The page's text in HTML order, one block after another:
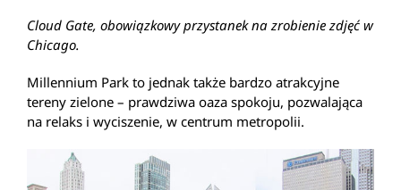
Cloud Gate, obowiązkowy przystanek na zrobienie zdjęć w
Chicago.
Millennium Park to jednak także bardzo atrakcyjne
tereny zielone – prawdziwa oaza spokoju, pozwalająca
na relaks i wyciszenie, w centrum metropolii.